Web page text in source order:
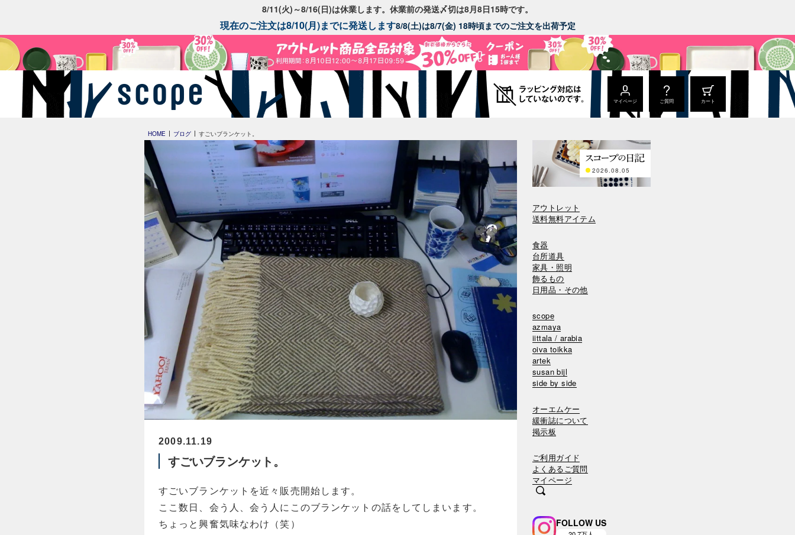
8/11(火)～8/16(日)は休業します。休業前の発送〆切は8月8日15時です。
現在のご注文は8/10(月)までに発送します8/8(土)は8/7(金) 18時頃までのご注文を出荷予定
マイページ ご質問 カート
HOME ブログ すごいブランケット。
2009.11.19
すごいブランケット。
すごいブランケットを近々販売開始します。
ここ数日、会う人、会う人にこのブランケットの話をしてしまいます。
ちょっと興奮気味なわけ（笑）
2026.08.05
アウトレット
送料無料アイテム
食器
台所道具
家具・照明
飾るもの
日用品・その他
scope
azmaya
iittala / arabia
oiva toikka
artek
susan bijl
side by side
オーエムケー
緩衝誌について
掲示板
ご利用ガイド
よくあるご質問
マイページ
FOLLOW US